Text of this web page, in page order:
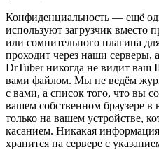
Конфиденциальность — ещё
используют загрузчик вместо
или сомнительного плагина
проходит через наши серверы,
DrTuber никогда не видит ваш
вами файлом. Мы не ведём
с вами, а список того, что вы
вашем собственном браузере в
только на вашем устройстве,
касанием. Никакая
хранится на сервере с